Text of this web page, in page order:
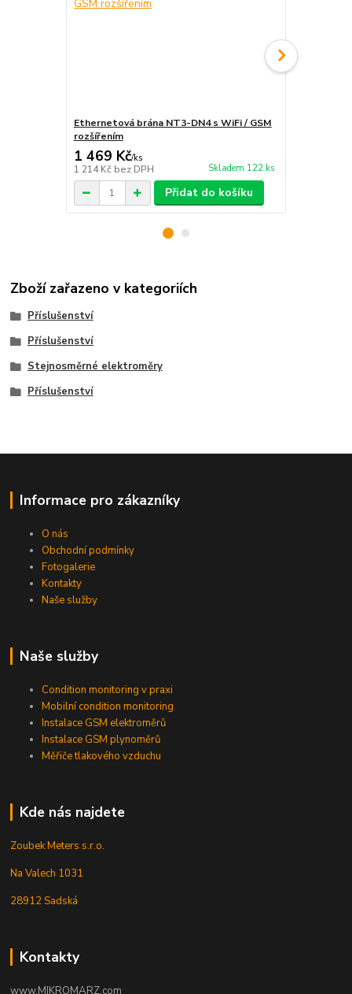
Ethernetová brána NT3-DN4 s WiFi / GSM
rozšířením
1 469 Kč/ks
1 214 Kč bez DPH Skladem 122 ks
Přidat do košíku
Zboží zařazeno v kategoriích
Příslušenství
Příslušenství
Stejnosměrné elektroměry
Příslušenství
Informace pro zákazníky
O nás
Obchodní podmínky
Fotogalerie
Kontakty
Naše služby
Naše služby
Condition monitoring v praxi
Mobilní condition monitoring
Instalace GSM elektroměrů
Instalace GSM plynoměrů
Měřiče tlakového vzduchu
Kde nás najdete
Zoubek Meters s.r.o.
Na Valech 1031
28912 Sadská
Kontakty
www.MIKROMARZ.com